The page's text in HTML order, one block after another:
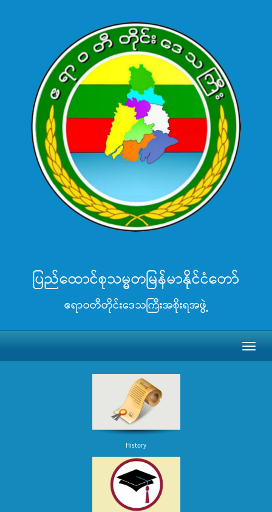
ပြည်ထောင်စုသမ္မတမြန်မာနိုင်ငံတော်
ဧရာဝတီတိုင်းဒေသကြီးအစိုးရအဖွဲ့
History